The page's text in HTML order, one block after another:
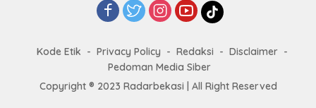
Kode Etik Privacy Policy Redaksi
Disclaimer
Pedoman Media Siber
Copyright ® 2023 Radarbekasi | All Right Reserved